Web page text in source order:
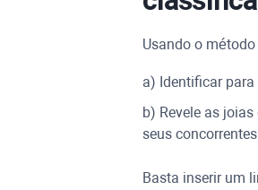
Usando o
a) Identificar
b) Revele as
seus
Basta inserir um